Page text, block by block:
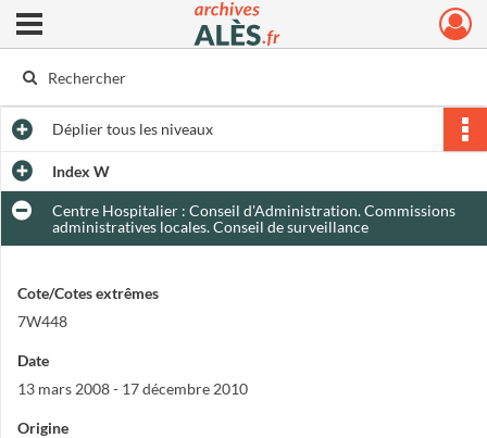
Archives municipales d'Alès
Ouvrir le menu déroulant
Dépliertous les niveaux
Index W
Centre Hospitalier : Conseil d'Administration. Commissions
administratives locales. Conseil de surveillance
Cote/Cotes extrêmes
7W448
Date
13 mars 2008 - 17 décembre 2010
Origine